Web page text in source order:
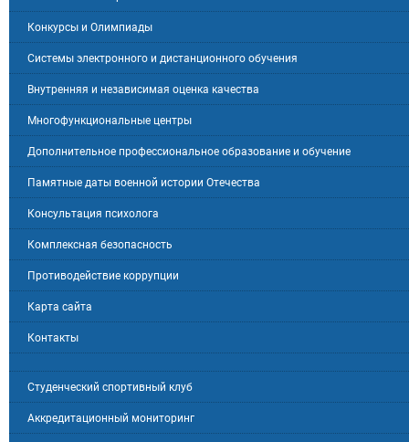
Конкурсы и Олимпиады
Системы электронного и дистанционного обучения
Внутренняя и независимая оценка качества
Многофункциональные центры
Дополнительное профессиональное образование и обучение
Памятные даты военной истории Отечества
Консультация психолога
Комплексная безопасность
Противодействие коррупции
Карта сайта
Контакты
Студенческий спортивный клуб
Аккредитационный мониторинг